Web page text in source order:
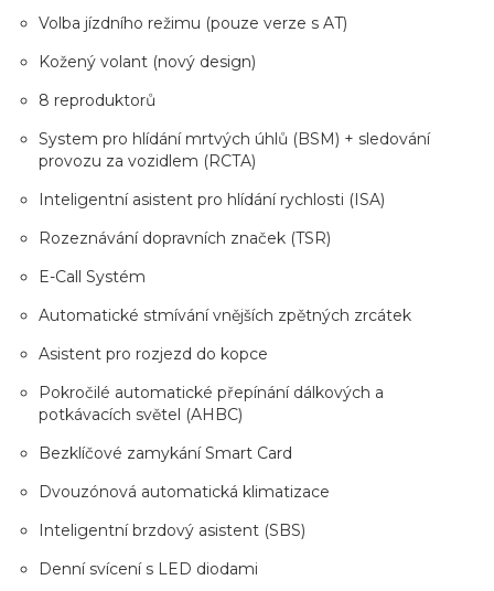
Volba jízdního režimu (pouze verze s AT)
Kožený volant (nový design)
8 reproduktorů
System pro hlídání mrtvých úhlů (BSM) + sledování
provozu za vozidlem (RCTA)
Inteligentní asistent pro hlídání rychlosti (ISA)
Rozeznávání dopravních značek (TSR)
E-Call Systém
Automatické stmívání vnějších zpětných zrcátek
Asistent pro rozjezd do kopce
Pokročilé automatické přepínání dálkových a
potkávacích světel (AHBC)
Bezklíčové zamykání Smart Card
Dvouzónová automatická klimatizace
Inteligentní brzdový asistent (SBS)
Denní svícení s LED diodami